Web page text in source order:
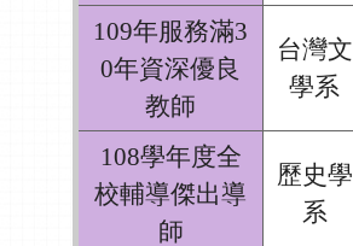
109年服務滿3
0年資深優良
教師
台灣文
學系
108學年度全
校輔導傑出導
師
歷史學
系